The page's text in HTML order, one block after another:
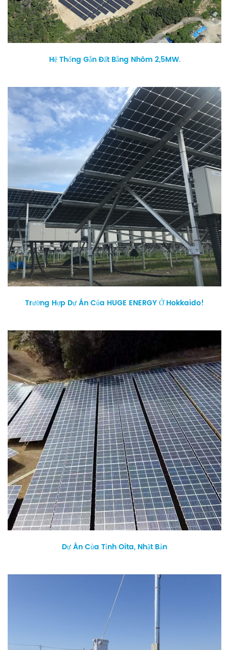
Hệ Thống Gắn Đất Bằng Nhôm 2,5MW.
Trường Hợp Dự Án Của HUGE ENERGY Ở Hokkaido!
Dự Án Của Tỉnh Oita, Nhật Bản